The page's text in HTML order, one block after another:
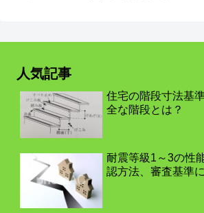
人気記事
住宅の階段寸法基
全な階段とは？
耐震等級1～3の性
認方法、審査基準